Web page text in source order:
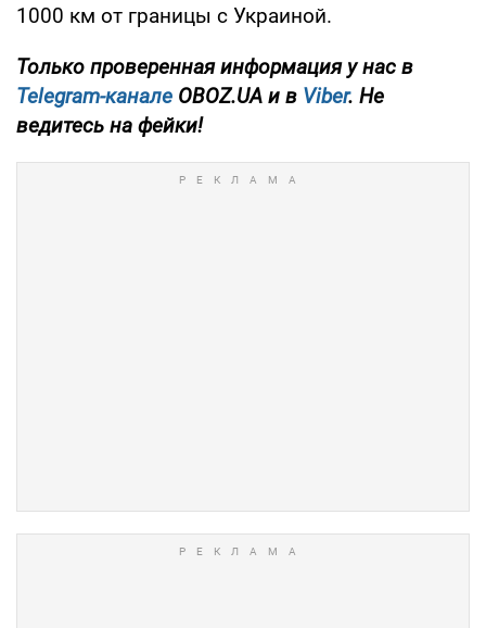
1000 км от границы с Украиной.
Только проверенная информация у нас в
Telegram-канале OBOZ.UA и в Viber. Не
ведитесь на фейки!